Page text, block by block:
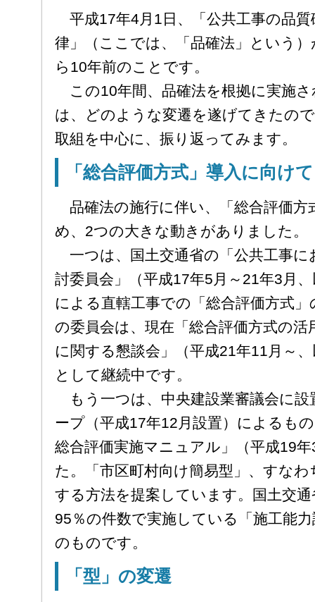
平成17年4月1日、「公共工事の品
律」（ここでは、「品確法」という
ら10年前のことです。
この10年間、品確法を根拠に実施
は、どのような変遷を遂げてきたの
取組を中心に、振り返ってみます。
「総合評価方式」導入に向けて
品確法の施行に伴い、「総合評価方
め、2つの大きな動きがありました。
一つは、国土交通省の「公共工事に
討委員会」（平成17年5月～21年3月
による直轄工事での「総合評価方式
の委員会は、現在「総合評価方式の
に関する懇談会」（平成21年11月～
として継続中です。
もう一つは、中央建設業審議会に
ープ（平成17年12月設置）によるも
総合評価実施マニュアル」（平成19
た。「市区町村向け簡易型」、すな
する方法を提案しています。国土交
95％の件数で実施している「施工能
のものです。
「型」の変遷